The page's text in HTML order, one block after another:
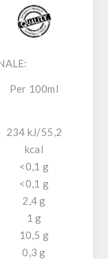
Per 100ml
234 kJ/55,2
kcal
<0,1 g
<0,1 g
2,4 g
1 g
10,5 g
0,3 g